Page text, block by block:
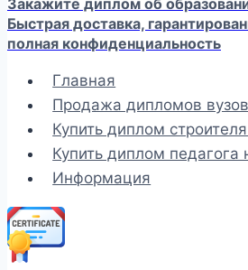
Закажите диплом об
Быстрая доставка,
полная конфиденциальность
Главная
Продажа дипломов
Купить диплом
Купить диплом педагога
Информация